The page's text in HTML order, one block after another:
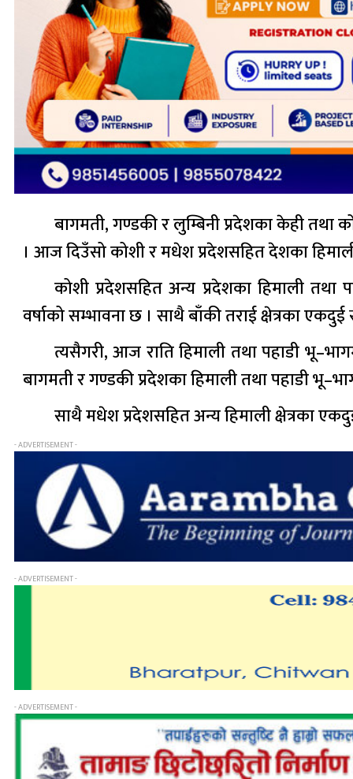
बागमती, गण्डकी र लुम्बिनी प्रदेशका केही तथा
। आज दिउँसो कोशी र मधेश प्रदेशसहित देशका
कोशी प्रदेशसहित अन्य प्रदेशका हिमाली
वर्षाको सम्भावना छ । साथै बाँकी तराई क्षेत्रका
त्यसैगरी, आज राति हिमाली तथा पहाडी
बागमती र गण्डकी प्रदेशका हिमाली तथा पहाडी
साथै मधेश प्रदेशसहित अन्य हिमाली क्षेत्रका
- ADVERTISEMENT -
- ADVERTISEMENT -
- ADVERTISEMENT -